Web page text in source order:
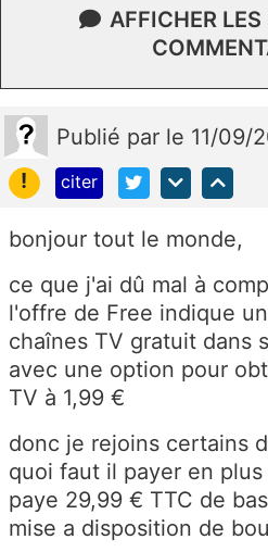
AFFICHER
Publié par le 11/09/
!
citer
bonjour tout le monde,
ce que j'ai dû mal à
l'offre de Free indique
chaînes TV gratuit dans
avec une option pour
TV à 1,99 €
donc je rejoins certains
quoi faut il payer en
paye 29,99 € TTC de
mise a disposition de